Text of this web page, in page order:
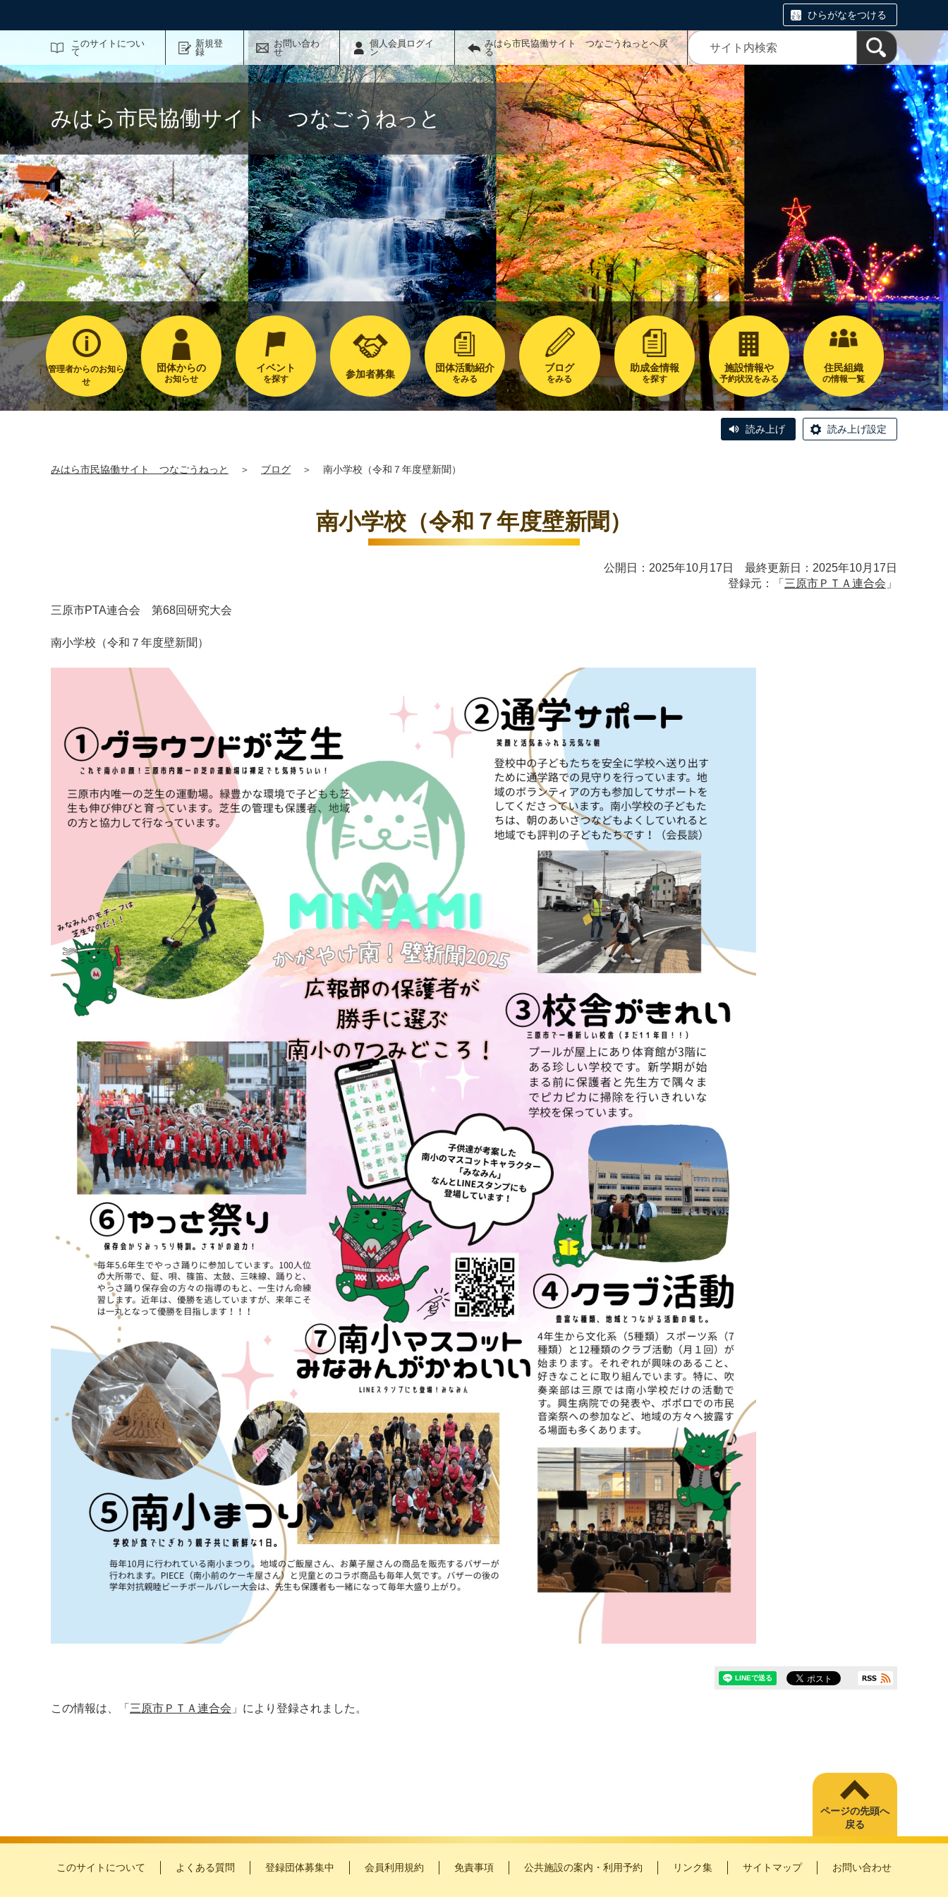
ひらがなをつける
このサイトについ
て
新規登
録
お問い合わ
せ
個人会員ログイ
ン
みはら市民協働サイト つなごうねっとへ戻
る
みはら市民協働サイト つなごうねっと
管理者からのお知ら
せ
団体からの
お知らせ
イベント
を探す 参加者募集
団体活動紹介
をみる
ブログ
をみる
助成金情報
を探す
施設情報や
予約状況をみる
住民組織
の情報一覧
読み上げ 読み上げ設定
みはら市民協働サイト つなごうねっと ＞ ブログ ＞ 南小学校（令和７年度壁新聞）
南小学校（令和７年度壁新聞）
公開日：2025年10月17日 最終更新日：2025年10月17日
登録元：「 三原市ＰＴＡ連合会 」
三原市PTA連合会 第68回研究大会
南小学校（令和７年度壁新聞）
この情報は、「 三原市ＰＴＡ連合会 」により登録されました。
ページの先頭へ
戻る
このサイトについて よくある質問 登録団体募集中 会員利用規約 免責事項 公共施設の案内・利用予約 リンク集 サイトマップ お問い合わせ